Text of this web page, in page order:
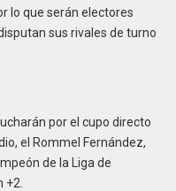
lo que serán electores
sus rivales de turno
por el cupo directo
el Rommel Fernández,
de la Liga de
+2.